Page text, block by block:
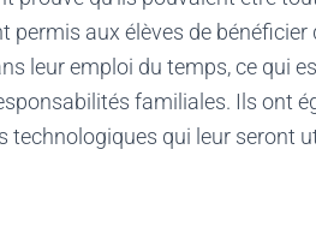
aux élèves de bénéficier
leur emploi du temps, ce qui
familiales. Ils ont
technologiques qui leur seront